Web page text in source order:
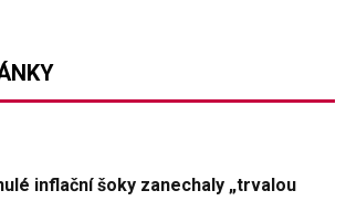
inflační šoky zanechaly „trvalou